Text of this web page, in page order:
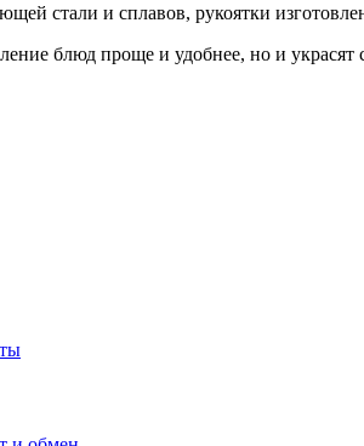
стали и сплавов, рукоятки
блюд проще и удобнее, но и